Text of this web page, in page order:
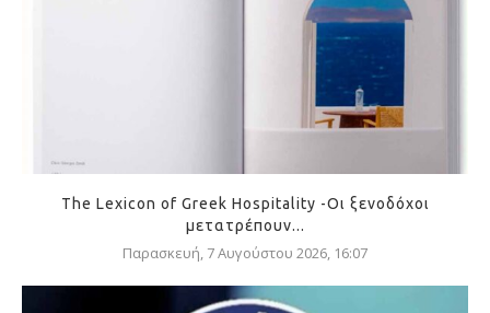
The Lexicon of Greek Hospitality -Οι ξενοδόχοι
μετατρέπουν...
Παρασκευή, 7 Αυγούστου 2026, 16:07